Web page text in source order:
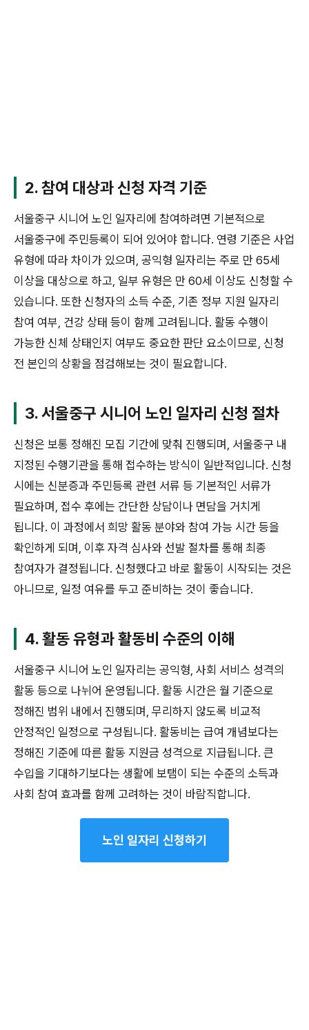
2. 참여 대상과 신청 자격 기준
서울중구 시니어 노인 일자리에 참여하려면 기본적으로
서울중구에 주민등록이 되어 있어야 합니다. 연령 기준은 사업
유형에 따라 차이가 있으며, 공익형 일자리는 주로 만 65세
이상을 대상으로 하고, 일부 유형은 만 60세 이상도 신청할 수
있습니다. 또한 신청자의 소득 수준, 기존 정부 지원 일자리
참여 여부, 건강 상태 등이 함께 고려됩니다. 활동 수행이
가능한 신체 상태인지 여부도 중요한 판단 요소이므로, 신청
전 본인의 상황을 점검해보는 것이 필요합니다.
3. 서울중구 시니어 노인 일자리 신청 절차
신청은 보통 정해진 모집 기간에 맞춰 진행되며, 서울중구 내
지정된 수행기관을 통해 접수하는 방식이 일반적입니다. 신청
시에는 신분증과 주민등록 관련 서류 등 기본적인 서류가
필요하며, 접수 후에는 간단한 상담이나 면담을 거치게
됩니다. 이 과정에서 희망 활동 분야와 참여 가능 시간 등을
확인하게 되며, 이후 자격 심사와 선발 절차를 통해 최종
참여자가 결정됩니다. 신청했다고 바로 활동이 시작되는 것은
아니므로, 일정 여유를 두고 준비하는 것이 좋습니다.
4. 활동 유형과 활동비 수준의 이해
서울중구 시니어 노인 일자리는 공익형, 사회 서비스 성격의
활동 등으로 나뉘어 운영됩니다. 활동 시간은 월 기준으로
정해진 범위 내에서 진행되며, 무리하지 않도록 비교적
안정적인 일정으로 구성됩니다. 활동비는 급여 개념보다는
정해진 기준에 따른 활동 지원금 성격으로 지급됩니다. 큰
수입을 기대하기보다는 생활에 보탬이 되는 수준의 소득과
사회 참여 효과를 함께 고려하는 것이 바람직합니다.
노인 일자리 신청하기